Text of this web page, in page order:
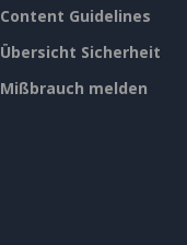
Content Guidelines
Übersicht Sicherheit
Mißbrauch melden